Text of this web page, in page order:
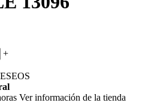
+
Ver información de la tienda